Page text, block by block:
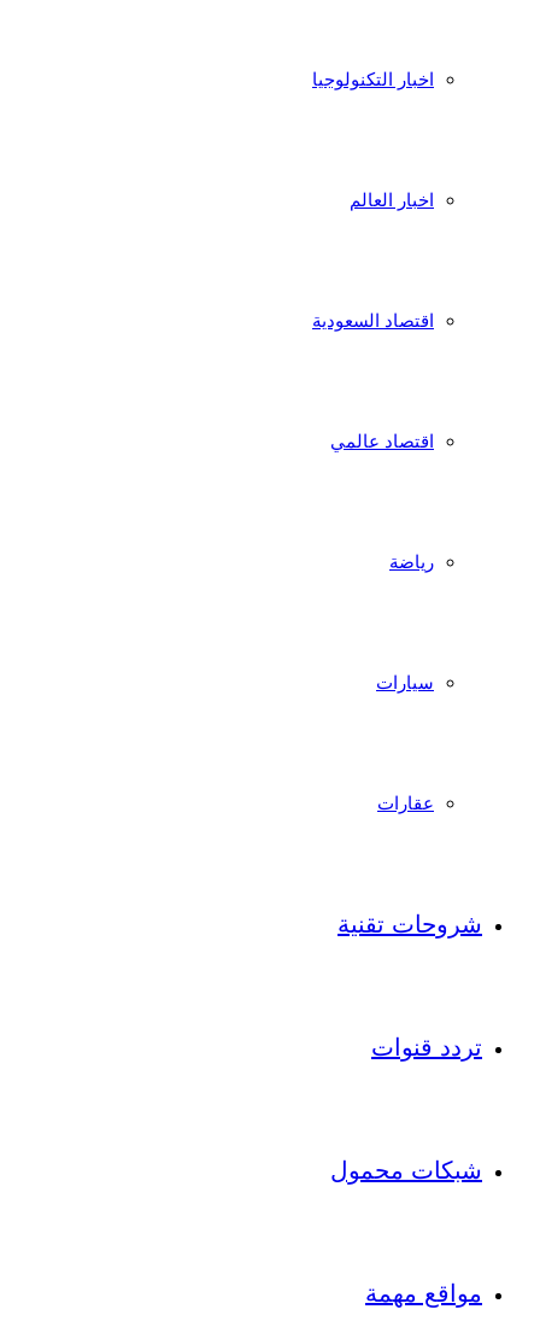
اخبار التكنولوجيا
اخبار العالم
اقتصاد السعودية
اقتصاد عالمي
رياضة
سيارات
عقارات
شروحات تقنية
تردد قنوات
شبكات محمول
مواقع مهمة